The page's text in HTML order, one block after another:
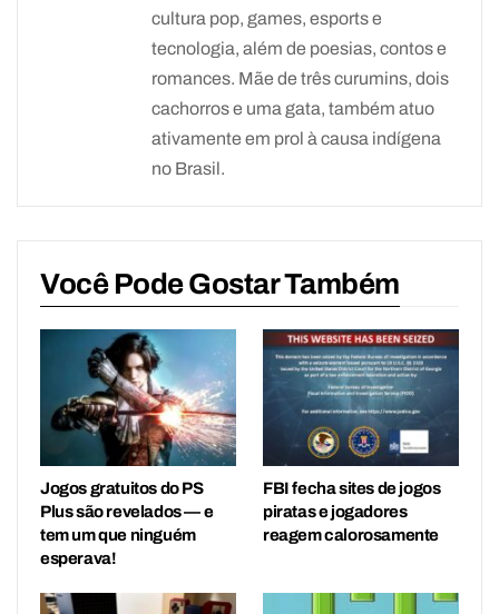
cultura pop, games, esports e
tecnologia, além de poesias, contos e
romances. Mãe de três curumins, dois
cachorros e uma gata, também atuo
ativamente em prol à causa indígena
no Brasil.
Você Pode Gostar Também
Jogos gratuitos do PS
Plus são revelados — e
tem um que ninguém
esperava!
FBI fecha sites de jogos
piratas e jogadores
reagem calorosamente